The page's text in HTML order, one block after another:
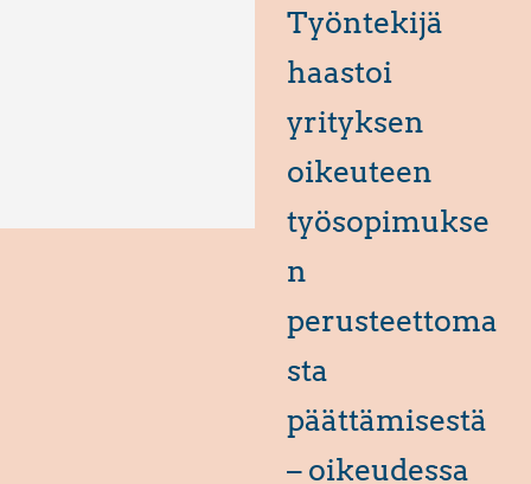
Työntekijä
haastoi
yrityksen
oikeuteen
työsopimukse
n
perusteettoma
sta
päättämisestä
– oikeudessa